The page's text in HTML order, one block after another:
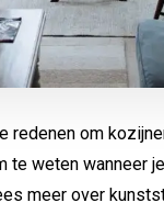
redenen om
te weten wanneer
meer over